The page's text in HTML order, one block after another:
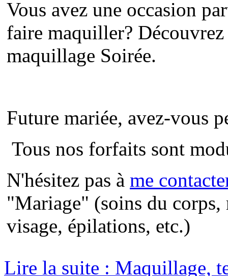
Vous avez une occasion
faire maquiller?
maquillage Soirée.
Future mariée, avez-vous
Tous nos forfaits sont
N'hésitez pas à me
"Mariage" (soins du corps,
visage, épilations, etc.)
Lire la suite : Maquillage,